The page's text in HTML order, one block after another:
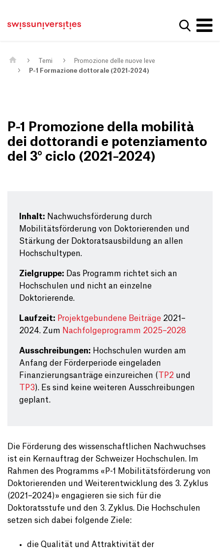
Navigazione principale
Contenuto
Meta Navigation
Mostra
Temi
Promozione delle nuove leve
P-1 Formazione dottorale (2021-2024)
P-1 Promozione della mobilità
dei dottorandi e potenziamento
del 3° ciclo (2021–2024)
Inhalt: Nachwuchsförderung durch
Mobilitätsförderung von Doktorierenden und
Stärkung der Doktoratsausbildung an allen
Hochschultypen.
Zielgruppe: Das Programm richtet sich an
Hochschulen und nicht an einzelne
Doktorierende.
Laufzeit: Projektgebundene Beiträge 2021–
2024. Zum Nachfolgeprogramm 2025–2028
Ausschreibungen: Hochschulen wurden am
Anfang der Förderperiode eingeladen
Finanzierungsanträge einzureichen (
TP2 und
TP3). Es sind keine weiteren Ausschreibungen
geplant.
Die Förderung des wissenschaftlichen Nachwuchses
ist ein Kernauftrag der Schweizer Hochschulen. Im
Rahmen des Programms «P-1 Mobilitätsförderung von
Doktorierenden und Weiterentwicklung des 3. Zyklus
(2021–2024)» engagieren sie sich für die
Doktoratsstufe und den 3. Zyklus. Die Hochschulen
setzen sich dabei folgende Ziele:
die Qualität und Attraktivität der